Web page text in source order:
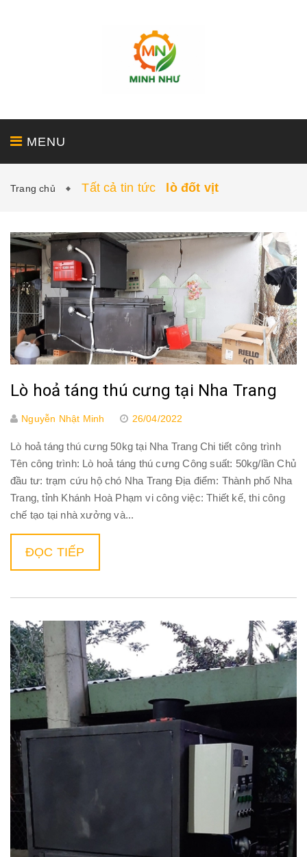
MENU
DỰ ÁN TIN TỨC - LIÊN HỆ
Trang chủ Tất cả tin tức lò đốt vịt
Lò hoả táng thú cưng tại Nha Trang
Nguyễn Nhật Minh 26/04/2022
Lò hoả táng thú cưng 50kg tại Nha Trang Chi tiết công trình
Tên công trình: Lò hoả táng thú cưng Công suất: 50kg/lần Chủ
đầu tư: trạm cứu hộ chó Nha Trang Địa điểm: Thành phố Nha
Trang, tỉnh Khánh Hoà Phạm vi công việc: Thiết kế, thi công
chế tạo tại nhà xưởng và...
ĐỌC TIẾP